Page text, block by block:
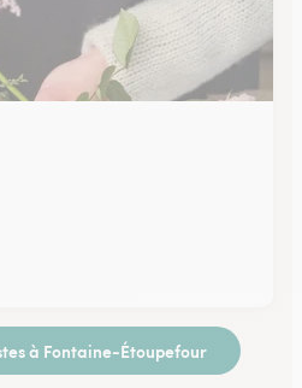
à Fontaine-Étoupefour